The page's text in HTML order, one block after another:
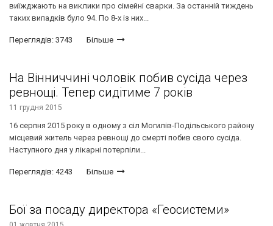
виїжджають на виклики про сімейні сварки. За останній тиждень
таких випадків було 94. По 8-х із них...
Переглядів: 3743 Більше
На Вінниччині чоловік побив сусіда через
ревнощі. Тепер сидітиме 7 років
11 грудня 2015
16 серпня 2015 року в одному з сіл Могилів-Подільського району
місцевий житель через ревнощі до смерті побив свого сусіда.
Наступного дня у лікарні потерпіли...
Переглядів: 4243 Більше
Бої за посаду директора «Геосистеми»